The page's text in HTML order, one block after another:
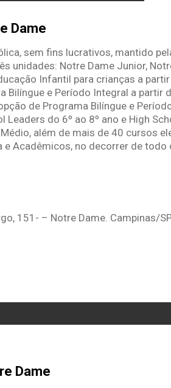
Dame
sem fins lucrativos, mantido
unidades: Notre Dame Junior,
Infantil para crianças a partir
Bilíngue e Período Integral a partir
de Programa Bilíngue e
Leaders do 6º ao 8º ano e High
além de mais de 40 cursos
e Acadêmicos, no decorrer de todo
151- – Notre Dame. Campinas/
Dame